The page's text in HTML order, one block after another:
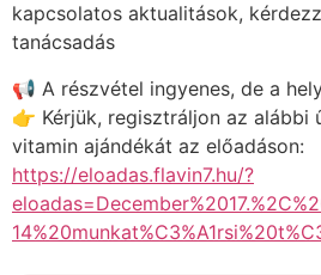
kapcsolatos aktualitások,
tanácsadás
📢 A részvétel ingyenes, de a
👉 Kérjük, regisztráljon az alábbi
vitamin ajándékát az előadáson:
https://eloadas.flavin7.hu/?